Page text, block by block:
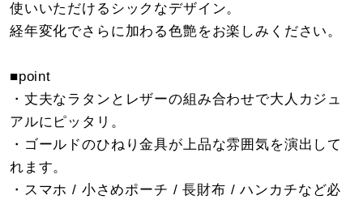
使いいただけるシックなデザイン。
経年変化でさらに加わる色艶をお楽しみください。
■point
・丈夫なラタンとレザーの組み合わせで大人カジュ
アルにピッタリ。
・ゴールドのひねり金具が上品な雰囲気を演出して
れます。
・スマホ / 小さめポーチ / 長財布 / ハンカチなど必